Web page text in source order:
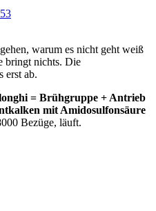
warum es nicht geht weiß
bringt nichts. Die
erst ab.
= Brühgruppe + Antrieb
mit Amidosulfonsäure
Bezüge, läuft.